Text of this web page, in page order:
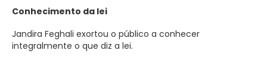
Conhecimento da lei
Jandira Feghali exortou o público a conhecer
integralmente o que diz a lei.